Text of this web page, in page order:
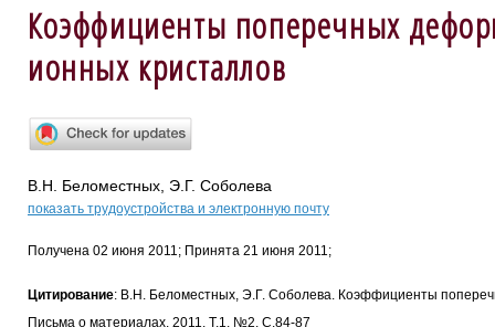
Коэффициенты поперечных
ионных кристаллов
В.Н. Беломестных, Э.Г. Соболева
показать трудоустройства и электронную почту
Получена 02 июня 2011; Принята 21 июня 2011;
Цитирование: В.Н. Беломестных, Э.Г. Соболева. Коэффициенты
Письма о материалах. 2011. Т.1. №2. С.84-87